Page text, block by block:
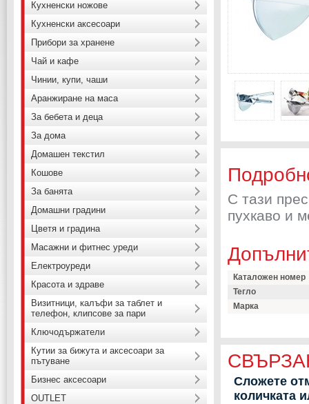
С тази
пухкаво и
Каталожен номер
Тегло
Марка
Сложете
количката
Кухненски ножове
Кухненски аксесоари
Прибори за хранене
Чай и кафе
Чинии, купи, чаши
Аранжиране на маса
За бебета и деца
За дома
Домашен текстил
Кошове
За банята
Домашни градини
Цветя и градина
Масажни и фитнес уреди
Електроуреди
Красота и здраве
Визитници, калъфи за таблет и
телефон, клипсове за пари
Ключодържатели
Кутии за бижута и аксесоари за
пътуване
Бизнес аксесоари
OUTLET